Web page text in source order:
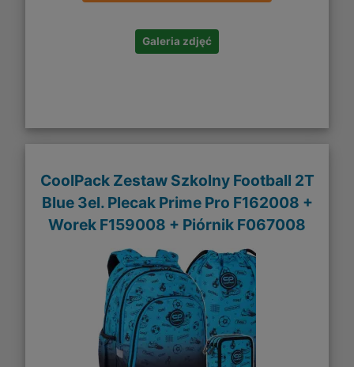
Galeria zdjęć
CoolPack Zestaw Szkolny Football 2T
Blue 3el. Plecak Prime Pro F162008 +
Worek F159008 + Piórnik F067008